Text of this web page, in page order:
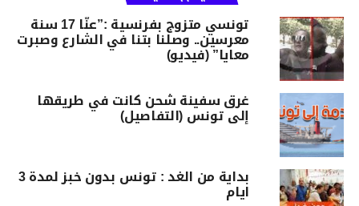
تونسي متزوج بفرنسية :”عنّا 17 سنة
معرسين.. وصلنا بتنا في الشارع وصبرت
معايا” (فيديو)
غرق سفينة شحن كانت في طريقها
إلى تونس (التفاصيل)
بداية من الغد : تونس بدون خبز لمدة 3
ايام